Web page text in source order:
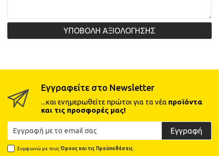
ΥΠΟΒΟΛΗ ΑΞΙΟΛΟΓΗΣΗΣ
Εγγραφείτε στο Newsletter
...και ενημερωθείτε πρώτοι για τα νέα προϊόντα
και τις προσφορές μας!
Εγγραφή
Συμφωνώ με τουςΌρους και τις Προϋποθέσεις.